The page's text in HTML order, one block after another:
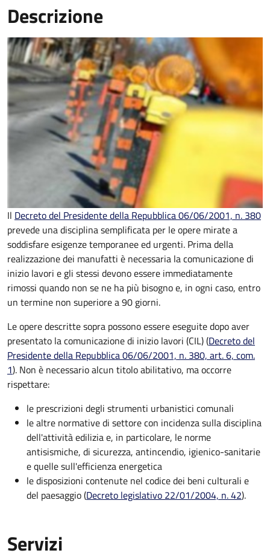
Descrizione
Il Decreto del Presidente della Repubblica 06/06/2001, n. 380
prevede una disciplina semplificata per le opere mirate a
soddisfare esigenze temporanee ed urgenti. Prima della
realizzazione dei manufatti è necessaria la comunicazione di
inizio lavori e gli stessi devono essere immediatamente
rimossi quando non se ne ha più bisogno e, in ogni caso, entro
un termine non superiore a 90 giorni.
Le opere descritte sopra possono essere eseguite dopo aver
presentato la comunicazione di inizio lavori (CIL) (Decreto del
Presidente della Repubblica 06/06/2001, n. 380, art. 6, com.
1). Non è necessario alcun titolo abilitativo, ma occorre
rispettare:
le prescrizioni degli strumenti urbanistici comunali
le altre normative di settore con incidenza sulla disciplina
dell'attività edilizia e, in particolare, le norme
antisismiche, di sicurezza, antincendio, igienico-sanitarie
e quelle sull'efficienza energetica
le disposizioni contenute nel codice dei beni culturali e
del paesaggio (Decreto legislativo 22/01/2004, n. 42).
Servizi